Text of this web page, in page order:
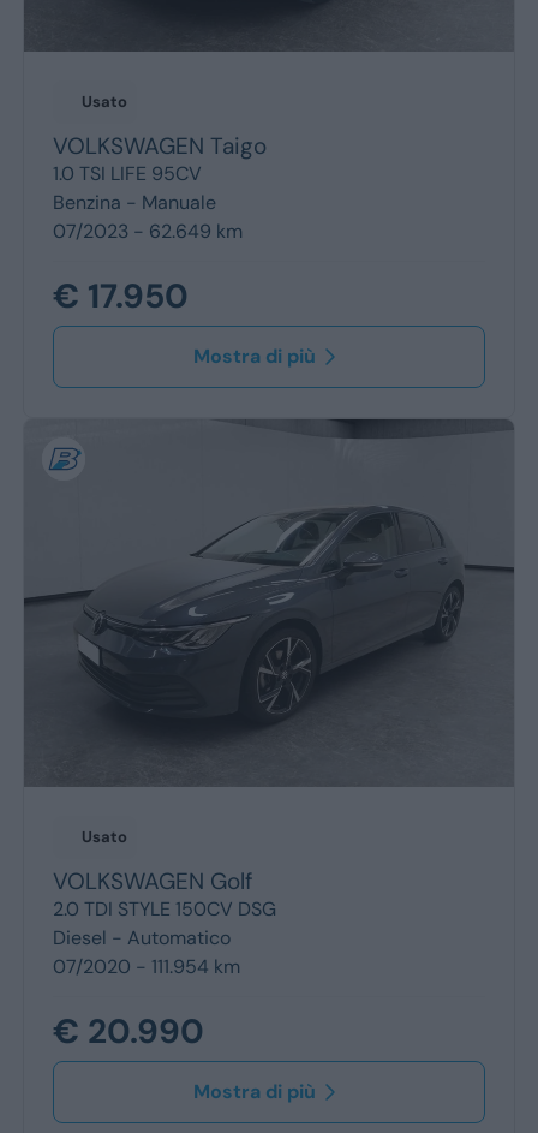
Usato
VOLKSWAGEN Taigo
1.0 TSI LIFE 95CV
Benzina - Manuale
07/2023 - 62.649 km
€ 17.950
Mostra di più
Usato
VOLKSWAGEN Golf
2.0 TDI STYLE 150CV DSG
Diesel - Automatico
07/2020 - 111.954 km
€ 20.990
Mostra di più